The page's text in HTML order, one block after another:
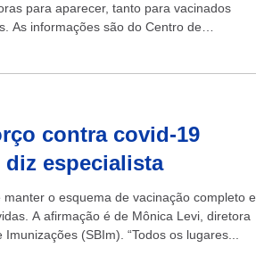
para aparecer, tanto para vacinados
As informações são do Centro de
contra covid-19
diz especialista
o esquema de vacinação completo e
A afirmação é de Mônica Levi, diretora
(SBIm). “Todos os lugares...